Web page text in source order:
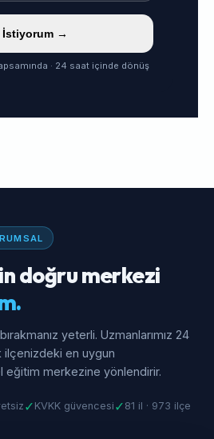
İstiyorum →
· 24 saat içinde dönüş
doğru merkezi
yeterli. Uzmanlarımız 24
ilçenizdeki en uygun
eğitim merkezine yönlendirir.
✓ KVKK güvencesi ✓ 81 il · 973 ilçe